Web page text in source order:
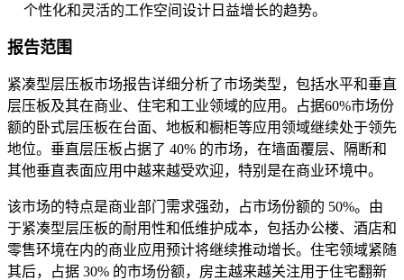
个性化和灵活的工作空间设计日益增长的趋势。
报告范围
紧凑型层压板市场报告详细分析了市场类型，包括水平和垂直
层压板及其在商业、住宅和工业领域的应用。占据60%市场份
额的卧式层压板在台面、地板和橱柜等应用领域继续处于领先
地位。垂直层压板占据了 40% 的市场，在墙面覆层、隔断和
其他垂直表面应用中越来越受欢迎，特别是在商业环境中。
该市场的特点是商业部门需求强劲，占市场份额的 50%。由
于紧凑型层压板的耐用性和低维护成本，包括办公楼、酒店和
零售环境在内的商业应用预计将继续推动增长。住宅领域紧随
其后，占据 30% 的市场份额，房主越来越关注用于住宅翻新